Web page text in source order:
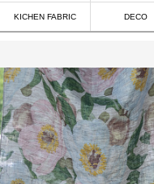
KICHEN FABRIC DECO